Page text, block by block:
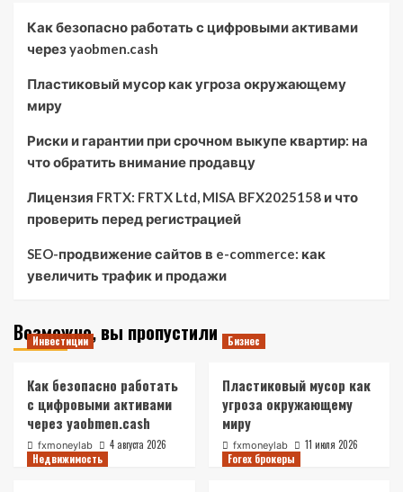
Как безопасно работать с цифровыми активами
через yaobmen.cash
Пластиковый мусор как угроза окружающему
миру
Риски и гарантии при срочном выкупе квартир: на
что обратить внимание продавцу
Лицензия FRTX: FRTX Ltd, MISA BFX2025158 и что
проверить перед регистрацией
SEO-продвижение сайтов в e-commerce: как
увеличить трафик и продажи
Возможно, вы пропустили
Инвестиции
Как безопасно работать
с цифровыми активами
через yaobmen.cash
fxmoneylab 4 августа 2026
Бизнес
Пластиковый мусор как
угроза окружающему
миру
fxmoneylab
11 июля 2026
Недвижимость
Forex брокеры